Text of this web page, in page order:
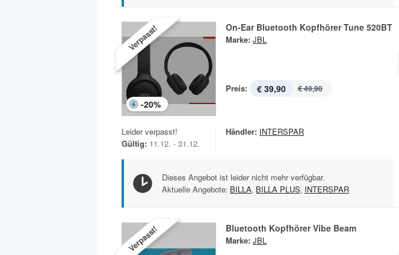
Verpasst!
-20%
On-Ear Bluetooth Kopfhörer Tune 520BT
Marke: JBL
Preis: € 39,90 € 49,90
Leider verpasst!
Gültig: 11.12. - 31.12.
Händler: INTERSPAR
Dieses Angebot ist leider nicht mehr verfügbar.
Aktuelle Angebote: BILLA, BILLA PLUS, INTERSPAR
Verpasst! Bluetooth Kopfhörer Vibe Beam
Marke: JBL